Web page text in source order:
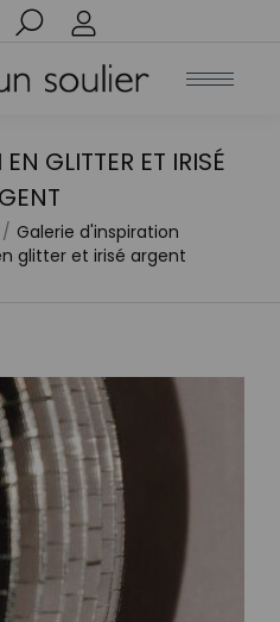
Recherche
:
GLITTER ET IRISÉ
Galerie d'inspiration
glitter et irisé argent